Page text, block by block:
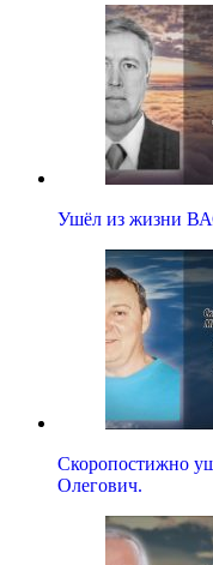
Ушёл из жизни
Скоропостижно
Олегович.